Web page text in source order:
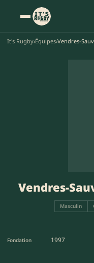
It's Rugby›Équipes›Vendres-
Vendres-
Masculin
Fondation 1997